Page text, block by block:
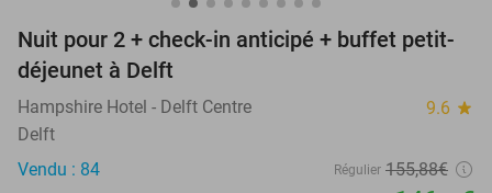
Nuit pour 2 + check-in anticipé + buffet petit-
déjeunet à Delft
Hampshire Hotel - Delft Centre 9.6 star
Delft
Vendu : 84
Régulier 155,88€